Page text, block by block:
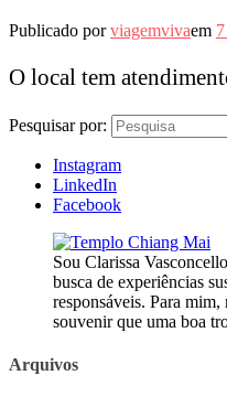
Publicado porviagemvivaem
O local tem
Pesquisar por:
Instagram
LinkedIn
Facebook
Sou Clarissa
busca de experiências
responsáveis. Para mim,
souvenir que uma boa
Arquivos